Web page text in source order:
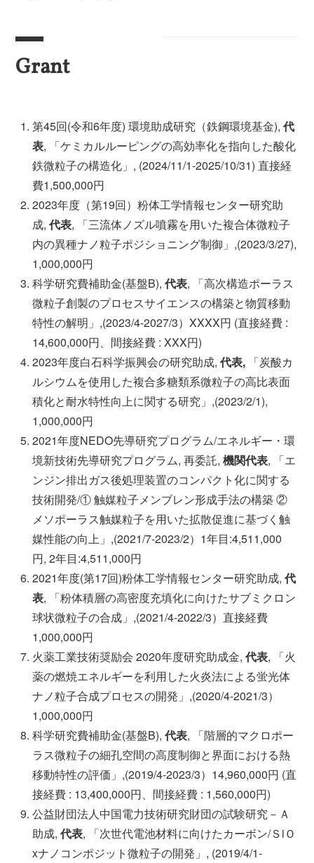
Grant
第45回(令和6年度) 環境助成研究（鉄鋼環境基金),代
表, 「ケミカルルーピングの高効率化を指向した酸化
鉄微粒子の構造化」, (2024/11/1-2025/10/31) 直接経
費1,500,000円
2023年度（第19回）粉体工学情報センター研究助
成,代表, 「三流体ノズル噴霧を用いた複合体微粒子
内の異種ナノ粒子ポジショニング制御」,(2023/3/27),
1,000,000円
科学研究費補助金(基盤B),代表, 「高次構造ポーラス
微粒子創製のプロセスサイエンスの構築と物質移動
特性の解明」,(2023/4-2027/3）XXXX円 (直接経費 :
14,600,000円、間接経費 : XXX円)
2023年度白石科学振興会の研究助成,代表, 「炭酸カ
ルシウムを使用した複合多糖類系微粒子の高比表面
積化と耐水特性向上に関する研究」,(2023/2/1),
1,000,000円
2021年度NEDO先導研究プログラム/エネルギー・環
境新技術先導研究プログラム, 再委託, 機関代表, 「エ
ンジン排出ガス後処理装置のコンパクト化に関する
技術開発/① 触媒粒子メンブレン形成手法の構築 ②
メソポーラス触媒粒子を用いた拡散促進に基づく触
媒性能の向上」,(2021/7-2023/2）1年目:4,511,000
円, 2年目:4,511,000円
2021年度(第17回)粉体工学情報センター研究助成,代
表, 「粉体積層の高密度充填化に向けたサブミクロン
球状微粒子の合成」,(2021/4-2022/3）直接経費
1,000,000円
火薬工業技術奨励会 2020年度研究助成金,代表, 「火
薬の燃焼エネルギーを利用した火炎法による蛍光体
ナノ粒子合成プロセスの開発」,(2020/4-2021/3）
1,000,000円
科学研究費補助金(基盤B),代表, 「階層的マクロポー
ラス微粒子の細孔空間の高度制御と界面における熱
移動特性の評価」,(2019/4-2023/3）14,960,000円 (直
接経費 : 13,400,000円、間接経費 : 1,560,000円)
公益財団法人中国電力技術研究財団の試験研究－Ａ
助成,代表, 「次世代電池材料に向けたカーボン/ＳiＯ
xナノコンポジット微粒子の開発」, (2019/4/1-